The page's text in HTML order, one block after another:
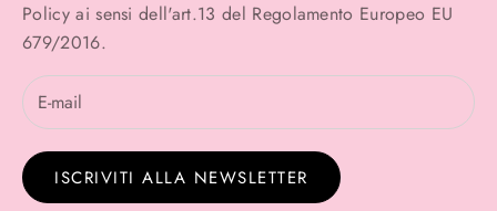
Policyai sensi dell'art.13 del Regolamento Europeo EU
679/2016.
ISCRIVITI ALLA NEWSLETTER